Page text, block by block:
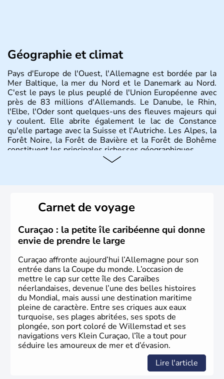
Géographie et climat
Pays d'Europe de l'Ouest, l'Allemagne est bordée par la
Mer Baltique, la mer du Nord et le Danemark au Nord.
C'est le pays le plus peuplé de l'Union Européenne avec
près de 83 millions d'Allemands. Le Danube, le Rhin,
l'Elbe, l'Oder sont quelques-uns des fleuves majeurs qui
y coulent. Elle abrite également le lac de Constance
qu'elle partage avec la Suisse et l'Autriche. Les Alpes, la
Forêt Noire, la Forêt de Bavière et la Forêt de Bohême
constituent les principales richesses géographiques.
lesquelles bénéficient d'une grande autonomie. Le pays
peut se targuer de grands noms qu'il a vu naître dans tous
les domaines, des arts à la politique en passant par la
philosophie. Hertz, Gutenberg, Heidegger, Thomas Mann,
Herman Hesse ou bien Hegel en font partie.
Carnet de voyage
Curaçao : la petite île caribéenne qui donne
envie de prendre le large
Curaçao affronte aujourd’hui l’Allemagne pour son
entrée dans la Coupe du monde. L’occasion de
mettre le cap sur cette île des Caraïbes
néerlandaises, devenue l’une des belles histoires
du Mondial, mais aussi une destination maritime
pleine de caractère. Entre ses criques aux eaux
turquoise, ses plages abritées, ses spots de
plongée, son port coloré de Willemstad et ses
navigations vers Klein Curaçao, l’île a tout pour
séduire les amoureux de mer et d’évasion.
Lire l'article